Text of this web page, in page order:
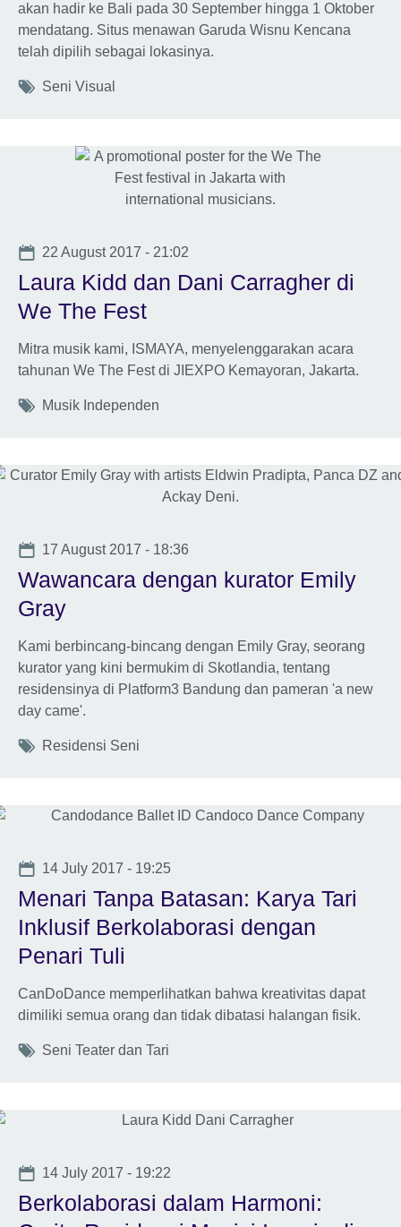
akan hadir ke Bali pada 30 September hingga 1 Oktober
mendatang. Situs menawan Garuda Wisnu Kencana
telah dipilih sebagai lokasinya.
Tags
Seni Visual
Date
22 August 2017 - 21:02
Laura Kidd dan Dani Carragher di
We The Fest
Mitra musik kami, ISMAYA, menyelenggarakan acara
tahunan We The Fest di JIEXPO Kemayoran, Jakarta.
Tags
Musik Independen
Date
17 August 2017 - 18:36
Wawancara dengan kurator Emily
Gray
Kami berbincang-bincang dengan Emily Gray, seorang
kurator yang kini bermukim di Skotlandia, tentang
residensinya di Platform3 Bandung dan pameran 'a new
day came'.
Tags
Residensi Seni
Date
14 July 2017 - 19:25
Menari Tanpa Batasan: Karya Tari
Inklusif Berkolaborasi dengan
Penari Tuli
CanDoDance memperlihatkan bahwa kreativitas dapat
dimiliki semua orang dan tidak dibatasi halangan fisik.
Tags
Seni Teater dan Tari
Date
14 July 2017 - 19:22
Berkolaborasi dalam Harmoni: